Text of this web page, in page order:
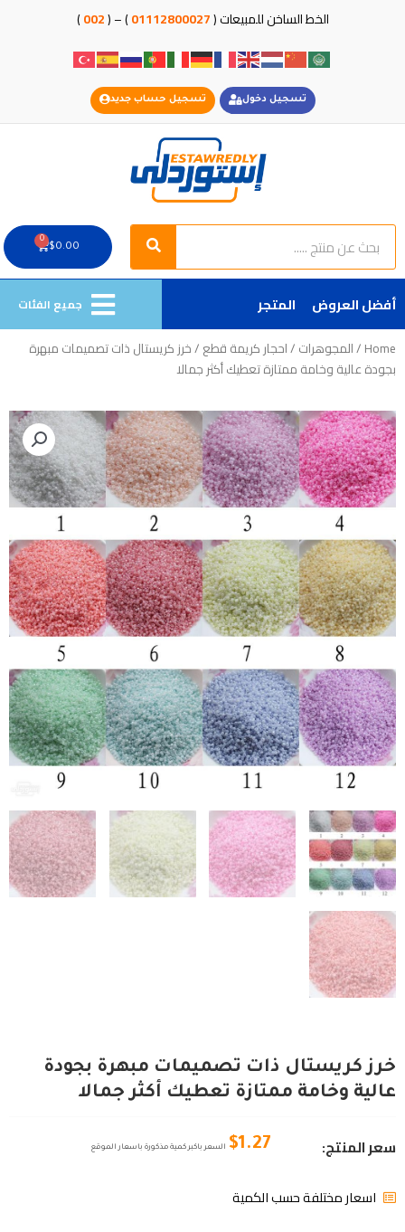
الخط الساخن للمبيعات (01112800027
) – (
002
)
تسجيل دخول تسجيل حساب جديد
Search
Search
$0.00
0
Cart
أفضل العروض المتجر جميع الفئات
Home
/المجوهرات /احجار كريمة قطع / خرز كريستال ذات تصميمات مبهرة
بجودة عالية وخامة ممتازة تعطيك أكثر جمالا
خرز كريستال ذات تصميمات مبهرة بجودة
عالية وخامة ممتازة تعطيك أكثر جمالا
سعر المنتج: $1.27 السعر باكبر كمية مذكورة باسعار الموقع
اسعار مختلفة حسب الكمية